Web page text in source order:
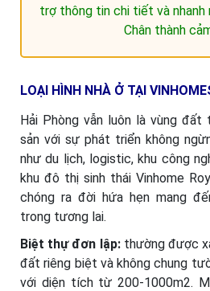
trợ thông tin chi tiết và nhanh
Chân thành
LOẠI HÌNH NHÀ Ở TẠI
Hải Phòng vẫn luôn là vùng
sản với sự phát triển không
như du lịch, logistic, khu công
khu đô thị sinh thái Vinhome
chóng ra đời hứa hẹn mang
trong tương lai.
Biệt thự đơn lập:thường được
đất riêng biệt và không chung
với diện tích từ 200-1000m2.